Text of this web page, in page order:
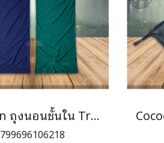
Cocoon ถุงนอนชั้นใน Travel Sheet Microfiber
799696106218